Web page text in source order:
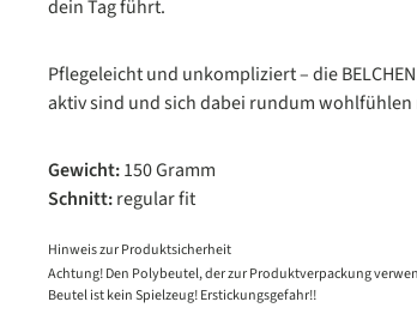
dein Tag führt.
Pflegeleicht und unkompliziert – die
aktiv sind und sich dabei rundum wohlfühlen
Gewicht:150 Gramm
Schnitt:regular fit
Hinweis zur Produktsicherheit
Achtung! Den Polybeutel, der zur Produktverpackung
Beutel ist kein Spielzeug! Erstickungsgefahr!!